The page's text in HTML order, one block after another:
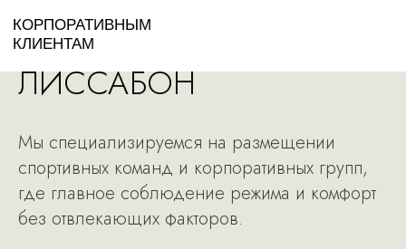
КОРПОРАТИВНЫМ
КЛИЕНТАМ
ЛИССАБОН
Мы специализируемся на размещении
спортивных команд и корпоративных групп,
где главное соблюдение режима и комфорт
без отвлекающих факторов.